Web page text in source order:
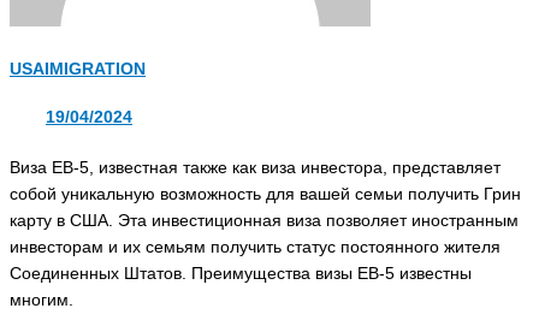
USAIMIGRATION
19/04/2024
Виза EB-5, известная также как виза инвестора, представляет
собой уникальную возможность для вашей семьи получить Грин
карту в США. Эта инвестиционная виза позволяет иностранным
инвесторам и их семьям получить статус постоянного жителя
Соединенных Штатов. Преимущества визы EB-5 известны
многим.